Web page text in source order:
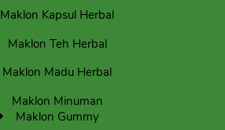
Maklon Kapsul Herbal
Maklon Teh Herbal
Maklon Madu Herbal
Maklon Minuman
Maklon Gummy